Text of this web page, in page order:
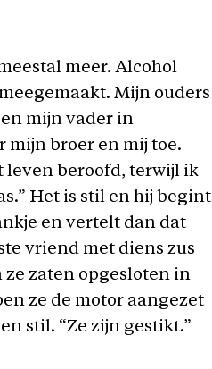
meer. Alcohol
Mijn ouders
mijn vader in
mijn broer en mij toe.
leven beroofd, terwijl ik
Het is stil en hij begint
en vertelt dan dat
vriend met diens zus
ze zaten opgesloten in
ze de motor aangezet
stil. “Ze zijn gestikt.”